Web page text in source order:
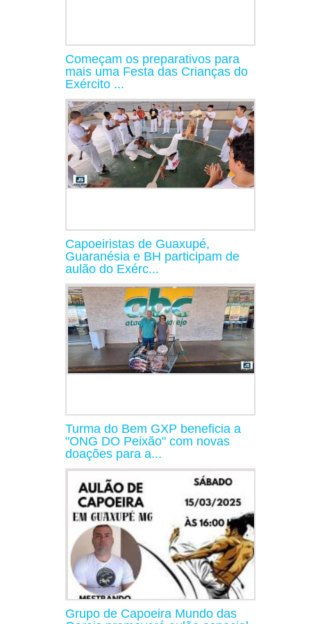
Começam os preparativos para
mais uma Festa das Crianças do
Exército ...
Capoeiristas de Guaxupé,
Guaranésia e BH participam de
aulão do Exérc...
Turma do Bem GXP beneficia a
"ONG DO Peixão" com novas
doações para a...
Grupo de Capoeira Mundo das